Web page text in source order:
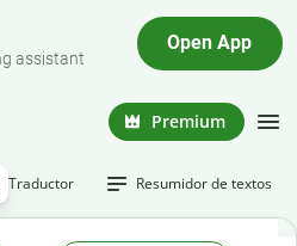
assistant
Open App
Premium
Traductor Resumidor de textos